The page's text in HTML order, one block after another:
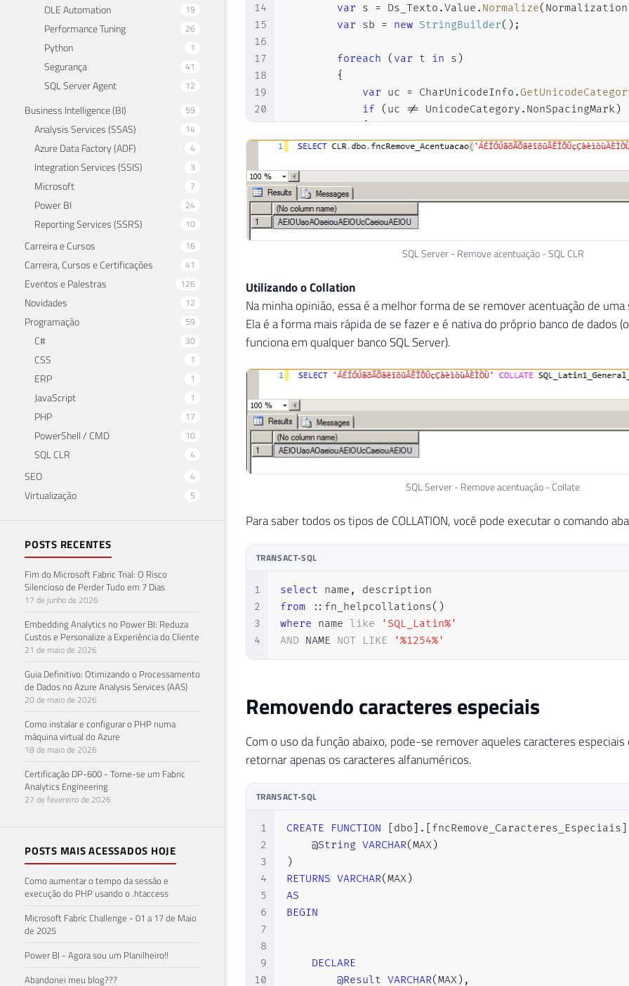
OLE Automation 19
Performance Tuning 26
Python 1
Segurança 41
SQL Server Agent 12
Business Intelligence (BI) 59
Analysis Services (SSAS) 14
Azure Data Factory (ADF) 4
Integration Services (SSIS) 3
Microsoft 7
Power BI 24
Reporting Services (SSRS) 10
Carreira e Cursos 16
Carreira, Cursos e Certificações 41
Eventos e Palestras 126
Novidades 12
Programação 59
C# 30
CSS 1
ERP 1
JavaScript 1
PHP 17
PowerShell / CMD 10
SQL CLR 4
SEO 4
Virtualização 5
POSTS RECENTES
Fim do Microsoft Fabric Trial: O Risco
Silencioso de Perder Tudo em 7 Dias
17 de junho de 2026
Embedding Analytics no Power BI: Reduza
Custos e Personalize a Experiência do Cliente
21 de maio de 2026
Guia Definitivo: Otimizando o Processamento
de Dados no Azure Analysis Services (AAS)
20 de maio de 2026
Como instalar e configurar o PHP numa
máquina virtual do Azure
18 de maio de 2026
Certificação DP-600 - Torne-se um Fabric
Analytics Engineering
27 de fevereiro de 2026
POSTS MAIS ACESSADOS HOJE
Como aumentar o tempo da sessão e
execução do PHP usando o .htaccess
Microsoft Fabric Challenge - 01 a 17 de Maio
de 2025
Power BI - Agora sou um Planilheiro!!
Abandonei meu blog???
14
15
16
17
18
19
20
21
22
24
25
27
28
var s = Ds_Texto .Value . Normalize(
var sb = new StringBuilder( ) ;
foreach ( var t in s )
{
var uc = CharUnicodeInfo .
if
( uc != UnicodeCategory . NonSpacingMark)
{
                sb
.Append(t);
return
}
SQL Server - Remove acentuação - SQL CLR
Utilizando o Collation
Na minha opinião, essa é a melhor forma de se remover acentuação de uma
Ela é a forma mais rápida de se fazer e é nativa do próprio banco de dados
funciona em qualquer banco SQL Server).
SQL Server - Remove acentuação - Collate
Para saber todos os tipos de COLLATION, você pode executar o comando
TRANSACT-SQL
1
2
3
4
select name ,
from ::fn_helpcollations( )
where name like
'SQL_Latin%'
AND NAME NOT LIKE '%1254%'
Removendo caracteres especiais
Com o uso da função abaixo, pode-se remover aqueles caracteres
retornar apenas os caracteres alfanuméricos.
TRANSACT-SQL
1
2
3
4
5
6
7
8
9
10
CREATE FUNCTION dbo . fncRemove_Caracteres_Especiais
@String VARCHAR(MAX)
)
RETURNS VARCHAR(MAX)
AS
BEGIN
DECLARE
@Result VARCHAR(MAX) ,